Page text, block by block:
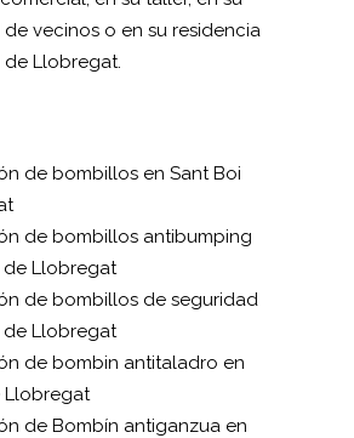
vecinos o en su residencia
de Llobregat.
de bombillos en Sant Boi
de bombillos antibumping
de Llobregat
de bombillos de seguridad
de Llobregat
de bombin antitaladro en
Llobregat
de Bombín antiganzua en